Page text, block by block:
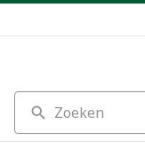
Zoeken